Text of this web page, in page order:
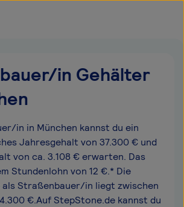
in Gehälter
in in München kannst du ein
Jahresgehalt von 37.300 € und
von ca. 3.108 € erwarten. Das
Stundenlohn von 12 €.* Die
als Straßenbauer/in liegt zwischen
€.Auf StepStone.de kannst du